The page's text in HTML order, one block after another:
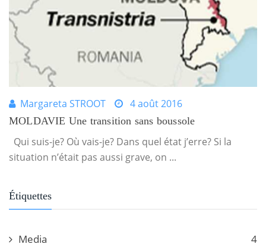
Margareta STROOT 4 août 2016
MOLDAVIE Une transition sans boussole
Qui suis-je? Où vais-je? Dans quel état j’erre? Si la
situation n’était pas aussi grave, on ...
Étiquettes
Media
4